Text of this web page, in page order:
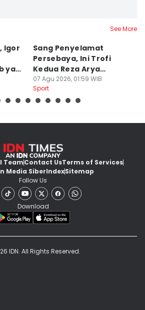
See More
Igor
yang
Sang Penyelamat
Persebaya, Ini Trofi
Kedua Reza Arya
Bersama Tavares
07 Agu 2026, 01:59 WIB
Sport
TeamContact UsTerms of Services
Media SiberIndexSitemap
Follow Us
Download
IDN. All Rights Reserved.